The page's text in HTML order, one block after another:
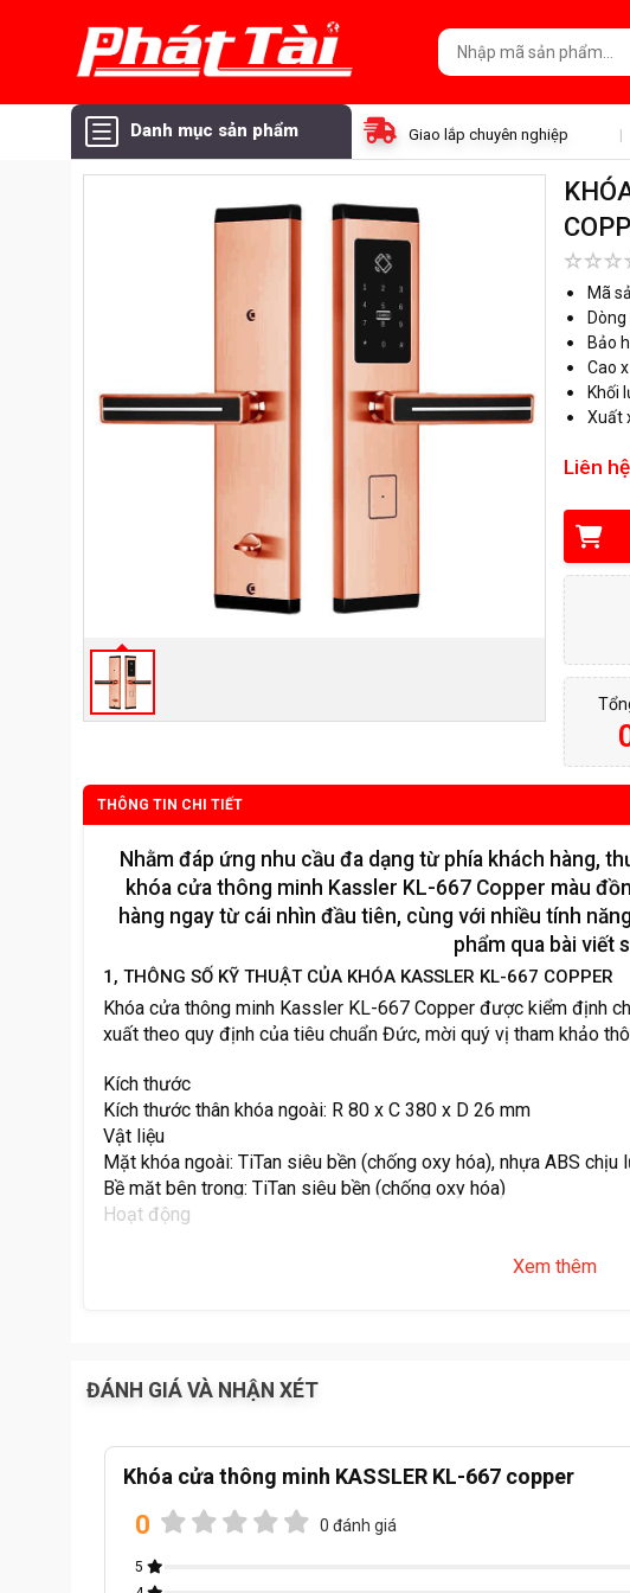
Danh mục sản phẩm Giao lắp chuyên nghiệp
Mã
Bảo
Cao
Khối
Xuất
Liên hệ
THÔNG TIN CHI TIẾT
Nhằm đáp ứng nhu cầu đa dạng từ phía khách hàng,
khóa cửa thông minh Kassler KL-667 Copper màu
hàng ngay từ cái nhìn đầu tiên, cùng với nhiều tính
phẩm qua bài viết
1, THÔNG SỐ KỸ THUẬT CỦA KHÓA KASSLER KL-667 COPPER
Khóa cửa thông minh Kassler KL-667 Copper được kiểm định
xuất theo quy định của tiêu chuẩn Đức, mời quý vị tham khảo
Kích thước
Kích thước thân khóa ngoài: R 80 x C 380 x D 26 mm
Vật liệu
Mặt khóa ngoài: TiTan siêu bền (chống oxy hóa), nhựa ABS chịu
Bề mặt bên trong: TiTan siêu bền (chống oxy hóa)
Hoạt động
Nguồn điện khẩn cấp: pin DC9V (không bao gồm)
Chức năng
Có thể điều chỉnh âm lượng khi hoạt động từ thấp đến cao
Chức năng Reset khi bị lỗi chương trình
Chức năng cảnh báo khi Pin yếu và lỗi chức năng
Có thiết lập chế độ tự động hoặc chế độ thủ công
Xem thêm
ĐÁNH GIÁ VÀ NHẬN XÉT
Khóa cửa thông minh KASSLER KL-667 copper
0 0 đánh giá
5